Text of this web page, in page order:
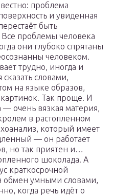
проблема
и увиденная
быть
Все проблемы человека
они глубоко спрятаны
человеком.
трудно, иногда и
словами,
на языке образов,
Так проще. И
очень вязкая материя,
в растопленном
который имеет
— он работает
но так приятен и…
шоколада. А
краткосрочной
обмен умными словами,
когда речь идёт о